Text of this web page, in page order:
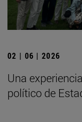
02 | 06 | 2026
Una
político de